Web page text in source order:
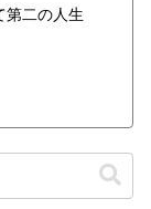
第二の人生